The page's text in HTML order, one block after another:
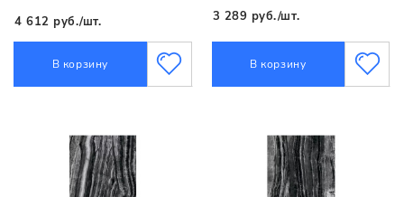
4 612 руб./шт.
В корзину
3 289 руб./шт.
В корзину